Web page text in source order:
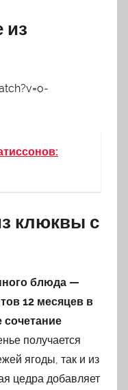
из
клюквы с
блюда —
12 месяцев в
сочетание
получается
ягоды, так и из
цедра добавляет